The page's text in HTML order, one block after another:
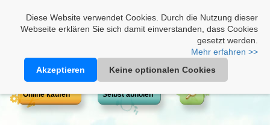
Diese Website verwendet Cookies. Durch die Nutzung dieser
Webseite erklären Sie sich damit einverstanden, dass Cookies
gesetzt werden.
Mehr erfahren >>
Akzeptieren
Keine optionalen Cookies
Online kaufen Selbst abholen